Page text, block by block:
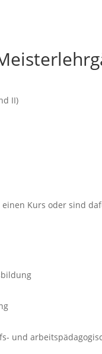
II)
Kurs oder sind
und